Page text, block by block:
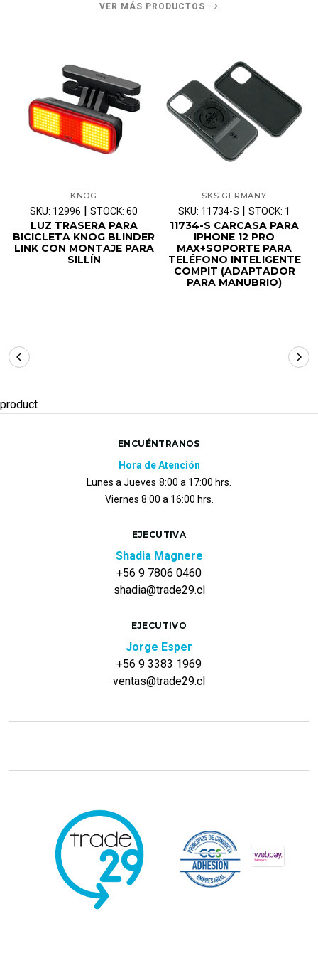
VER MÁS PRODUCTOS
KNOG
SKU: 12996 | STOCK: 60
LUZ TRASERA PARA
BICICLETA KNOG BLINDER
LINK CON MONTAJE PARA
SILLÍN
SKS GERMANY
SKU: 11734-S | STOCK: 1
11734-S CARCASA PARA
IPHONE 12 PRO
MAX+SOPORTE PARA
TELÉFONO INTELIGENTE
COMPIT (ADAPTADOR
PARA MANUBRIO)
product
ENCUÉNTRANOS
Hora de Atención
Lunes a Jueves 8:00 a 17:00 hrs.
Viernes 8:00 a 16:00 hrs.
EJECUTIVA
Shadia Magnere
+56 9 7806 0460
shadia@trade29.cl
EJECUTIVO
Jorge Esper
+56 9 3383 1969
ventas@trade29.cl